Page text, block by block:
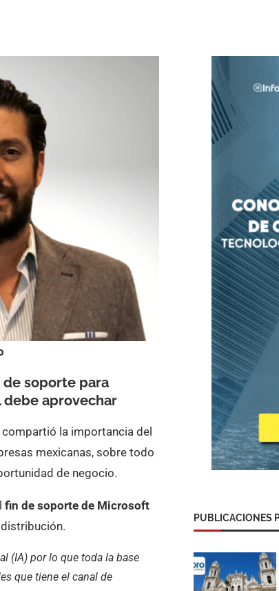
de soporte para
debe aprovechar
compartió la importancia del
mexicanas, sobre todo
de negocio.
fin de soporte de Microsoft
(IA) por lo que toda la base
que tiene el canal de
PUBLICACIONES